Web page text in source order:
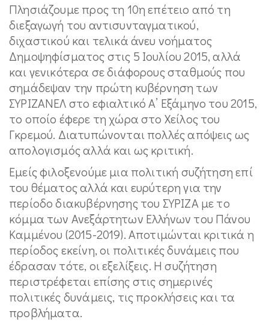
Πλησιάζουμε προς τη 10η επέτειο από τη
διεξαγωγή του αντισυνταγματικού,
διχαστικού και τελικά άνευ νοήματος
Δημοψηφίσματος στις 5 Ιουλίου 2015, αλλά
και γενικότερα σε διάφορους σταθμούς που
σημάδεψαν την πρώτη κυβέρνηση των
ΣΥΡΙΖΑΝΕΛ στο εφιαλτικό Α’ Εξάμηνο του 2015,
το οποίο έφερε τη χώρα στο Χείλος του
Γκρεμού. Διατυπώνονται πολλές απόψεις ως
απολογισμός αλλά και ως κριτική.
Εμείς φιλοξενούμε μια πολιτική συζήτηση επί
του θέματος αλλά και ευρύτερη για την
περίοδο διακυβέρνησης του ΣΥΡΙΖΑ με το
κόμμα των Ανεξάρτητων Ελλήνων του Πάνου
Καμμένου (2015-2019). Αποτιμώνται κριτικά η
περίοδος εκείνη, οι πολιτικές δυνάμεις που
έδρασαν τότε, οι εξελίξεις. Η συζήτηση
περιστρέφεται επίσης στις σημερινές
πολιτικές δυνάμεις, τις προκλήσεις και τα
προβλήματα.